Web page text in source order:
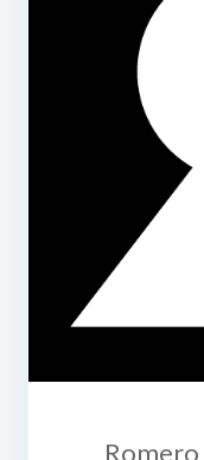
Romero